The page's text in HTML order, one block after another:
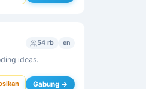
54 rb en
ideas.
Gabung →